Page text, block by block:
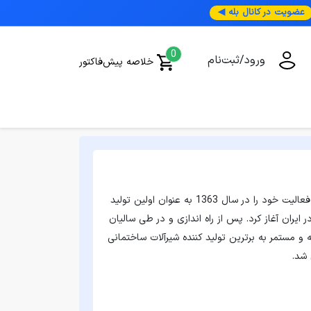
عضویت در کانال بله ◀
ورود/ثبت‌نام 0
خلاصه پیش‌فاکتور
کارخانه تولیدی و صنعتی کیز ایران، فعالیت خود را در سال 1363 به عنوان اولین تولید
آغاز کرد. پس از راه اندازی و در طی سالیان
به برترین تولید کننده شیرآلات ساختمانی
شد.